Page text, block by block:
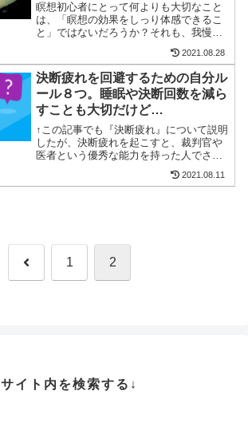
瞑想初心者にとって何よりも大切なこと
は、「瞑想の効果をしっり体感できるこ
と」ではないだろうか？それも、我慢や
努力のいらない短時間の１分で。僕も最
初は半信半疑だったし、瞑想っていうと
座禅のような修行というか厳しいイメー
ジを持っていたので、１分...
2021.08.28
決断疲れを回避するための自分ル
ール８つ。睡眠や決断回数を減ら
すことも大切だけど…
↑この記事でも『決断疲れ』について説明
したが、決断疲れを起こすと、裁判官や
医者という優秀な能力を持った人でさえ
もミスする用になってくる。逆をいえ
ば、決断疲れを回避する方法を理解すれ
2021.08.11
前 1 2
サイト内を検索する↓